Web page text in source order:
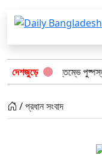
দেশজুড়ে
স্মৃতিস্তম্ভে পুষ্পস্তবক অর্পণ
/ প্রধান সংবাদ